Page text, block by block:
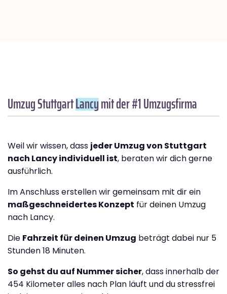
Umzug StuttgartLancymit der #1 Umzugsfirma
Weil wir wissen, dass jeder Umzug von Stuttgart
nach Lancy individuell ist, beraten wir dich gerne
ausführlich.
Im Anschluss erstellen wir gemeinsam mit dir ein
maßgeschneidertes Konzept für deinen Umzug
nach Lancy.
Die Fahrzeit für deinen Umzug beträgt dabei nur 5
Stunden 18 Minuten.
So gehst du auf Nummer sicher, dass innerhalb der
454 Kilometer alles nach Plan läuft und du stressfrei